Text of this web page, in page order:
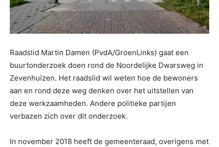
Raadslid Martin Damen (PvdA/GroenLinks) gaat een
buurtonderzoek doen rond de Noordelijke Dwarsweg in
Zevenhuizen. Het raadslid wil weten hoe de bewoners
aan en rond deze weg denken over het uitstellen van
deze werkzaamheden. Andere politieke partijen
verbazen zich over dit onderzoek.
In november 2018 heeft de gemeenteraad, overigens met